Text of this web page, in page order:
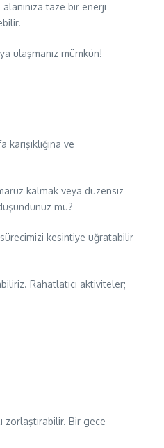
taze bir enerji
ulaşmanız mümkün!
ve
kalmak veya düzensiz
mü?
kesintiye uğratabilir
Rahatlatıcı aktiviteler;
zorlaştırabilir. Bir gece